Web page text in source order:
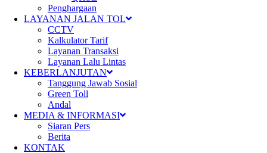
Penghargaan
LAYANAN JALAN TOL
CCTV
Kalkulator Tarif
Layanan Transaksi
Layanan Lalu Lintas
KEBERLANJUTAN
Tanggung Jawab Sosial
Green Toll
Andal
MEDIA & INFORMASI
Siaran Pers
Berita
KONTAK